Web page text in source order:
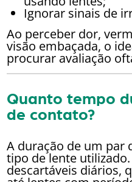
Ignorar sinais de
Ao perceber dor,
visão embaçada, o
procurar avaliação
Quanto tempo
de contato?
A duração de um par
tipo de lente
descartáveis diários,